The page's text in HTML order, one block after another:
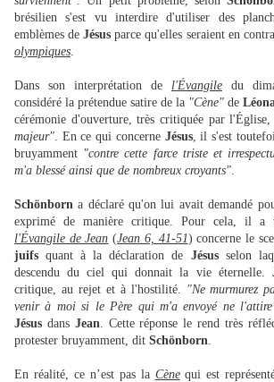
brésilien s'est vu interdire d'utiliser des
emblèmes deJésus parce qu'elles seraient en
olympiques.
Dans son interprétation de l'Évangile du
considéré la prétendue satire de la "Cène" de
cérémonie d'ouverture, très critiquée par l'Église,
majeur". En ce qui concerne Jésus, il s'est
bruyamment "contre cette farce triste et
m'a blessé ainsi que de nombreux croyants".
Schönborn a déclaré qu'on lui avait demandé
exprimé de manière critique. Pour cela, il a
l'Évangile de Jean (Jean 6, 41-51) concerne le
juifs quant à la déclaration de Jésusselon
descendu du ciel qui donnait la vie éternelle.
critique, au rejet et à l'hostilité. "Ne murmurez
venir à moi si le Père qui m'a envoyé ne
Jésus dans Jean. Cette réponse le rend très
protester bruyamment, dit Schönborn.
En réalité, ce n’est pas la Cènequi est